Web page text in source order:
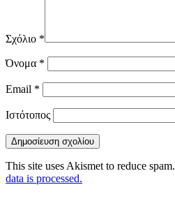
Σχόλιο *
Όνομα *
Email *
Ιστότοπος
This site uses Akismet to reduce spam.
data is processed.